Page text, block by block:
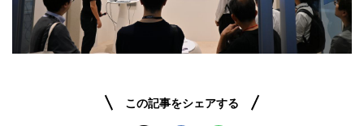
この記事をシェアする